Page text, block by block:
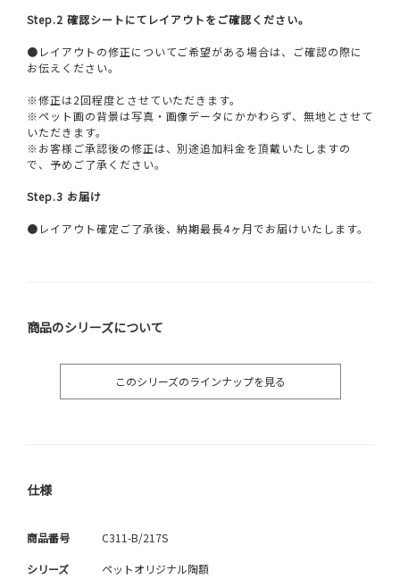
Step.2 確認シートにてレイアウトをご確認ください。
●レイアウトの修正についてご希望がある場合は、ご確認の際に
お伝えください。
※修正は2回程度とさせていただきます。
※ペット画の背景は写真・画像データにかかわらず、無地とさせて
いただきます。
※お客様ご承認後の修正は、別途追加料金を頂戴いたしますの
で、予めご了承ください。
Step.3 お届け
●レイアウト確定ご了承後、納期最長4ヶ月でお届けいたします。
商品のシリーズについて
このシリーズのラインナップを見る
仕様
商品番号 C311-B/217S
シリーズ ペットオリジナル陶額